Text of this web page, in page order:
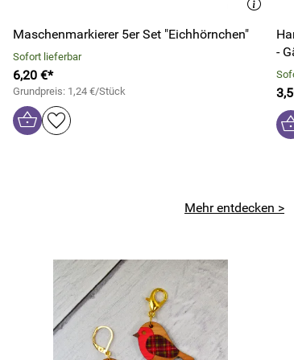
Maschenmarkierer 5er Set "Eichhörnchen"
Sofort lieferbar
6,20 €*
Grundpreis: 1,24 €/Stück
-
Mehr entdecken >